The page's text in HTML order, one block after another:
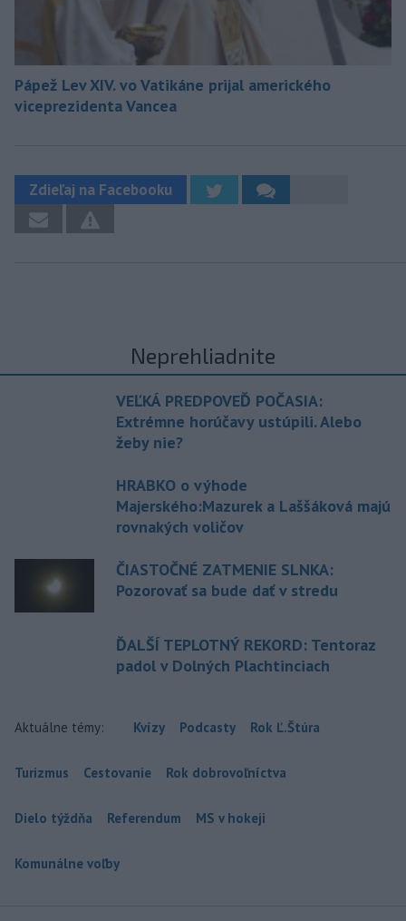
Pápež Lev XIV. vo Vatikáne prijal amerického
viceprezidenta Vancea
Zdieľaj na Facebooku
Neprehliadnite
VEĽKÁ PREDPOVEĎ POČASIA:
Extrémne horúčavy ustúpili. Alebo
žeby nie?
HRABKO o výhode
Majerského:Mazurek a Laššáková majú
rovnakých voličov
ČIASTOČNÉ ZATMENIE SLNKA:
Pozorovať sa bude dať v stredu
ĎALŠÍ TEPLOTNÝ REKORD: Tentoraz
padol v Dolných Plachtinciach
Aktuálne témy: Kvízy Podcasty Rok Ľ.Štúra
Turizmus Cestovanie Rok dobrovoľníctva
Dielo týždňa Referendum MS v hokeji
Komunálne voľby